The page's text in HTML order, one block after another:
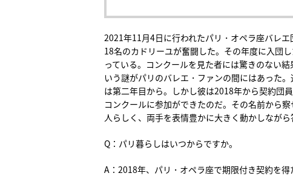
2021年11月4日に行われたパリ・オペラ座バレ
18名のカドリーユが奮闘した。その年度に入団
っている。コンクールを見た者には驚きのない
いう謎がパリのバレエ・ファンの間にはあった
は第二年目から。しかし彼は2018年から契約団
コンクールに参加ができたのだ。その名前から
人らしく、両手を表情豊かに大きく動かしながら
Q：パリ暮らしはいつからですか。
A：2018年、パリ・オペラ座で期限付き契約を得